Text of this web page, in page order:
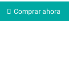
Comprar ahora